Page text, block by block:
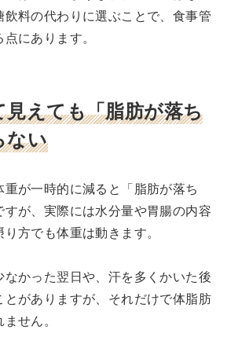
飲料の代わりに選ぶことで、食事管
にあります。
えても「脂肪が落ち
ない
が一時的に減ると「脂肪が落ち
が、実際には水分量や胃腸の内容
方でも体重は動きます。
かった翌日や、汗を多くかいた後
がありますが、それだけで体脂肪
せん。